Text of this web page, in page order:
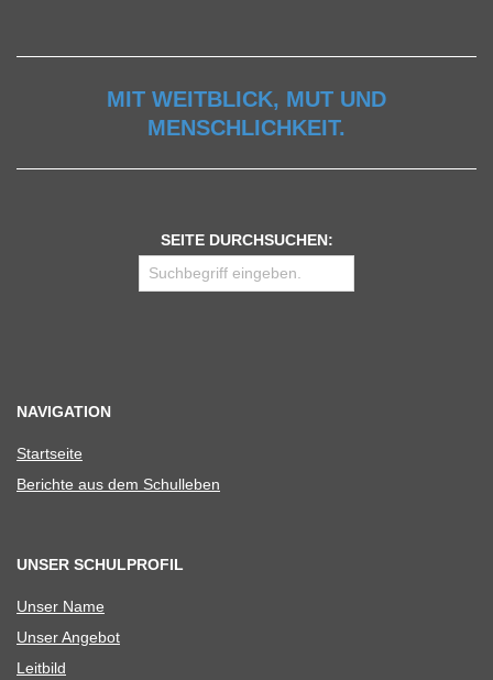
MIT WEITBLICK, MUT UND
MENSCHLICHKEIT.
SEITE DURCHSUCHEN:
NAVIGATION
Start­seite
Berichte aus dem Schulleben
UNSER SCHULPROFIL
Unser Name
Unser Ange­bot
Leit­bild